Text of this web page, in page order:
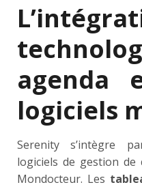
agenda
logiciels
Serenity s’intègre
logiciels de gestion de
Mondocteur. Les